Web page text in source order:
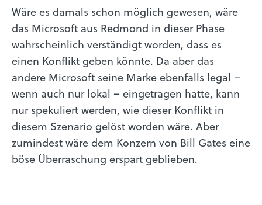
Wäre es damals schon möglich gewesen, wäre
das Microsoft aus Redmond in dieser Phase
wahrscheinlich verständigt worden, dass es
einen Konflikt geben könnte. Da aber das
andere Microsoft seine Marke ebenfalls legal –
wenn auch nur lokal – eingetragen hatte, kann
nur spekuliert werden, wie dieser Konflikt in
diesem Szenario gelöst worden wäre. Aber
zumindest wäre dem Konzern von Bill Gates eine
böse Überraschung erspart geblieben.